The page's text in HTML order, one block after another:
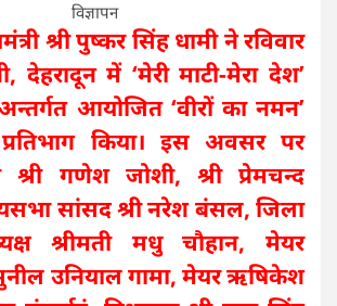
विज्ञापन
श्री पुष्कर सिंह धामी ने रविवार
देहरादून में ‘मेरी माटी-मेरा देश’
आयोजित ‘वीरों का नमन’
किया। इस अवसर पर
श्री गणेश जोशी, श्री प्रेमचन्द
सांसद श्री नरेश बंसल, जिला
श्रीमती मधु चौहान, मेयर
उनियाल गामा, मेयर ऋषिकेश